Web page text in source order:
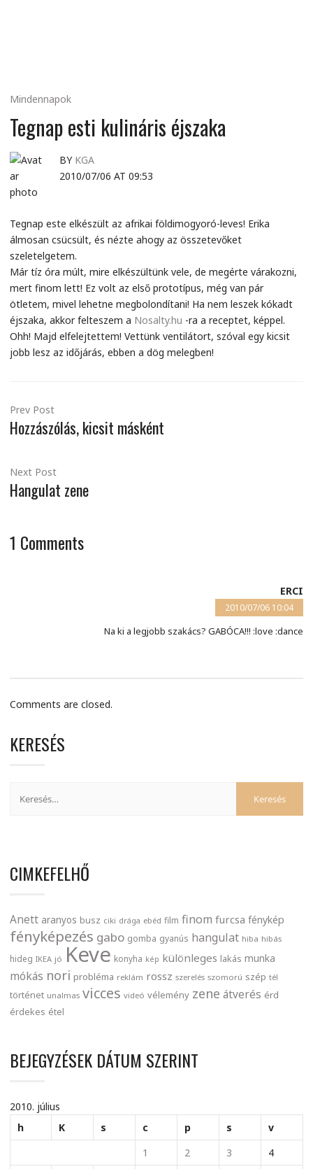
Mindennapok
Tegnap esti kulináris éjszaka
BY KGA
2010/07/06 AT 09:53
Tegnap este elkészült az afrikai földimogyoró-leves! Erika
álmosan csücsült, és nézte ahogy az összetevőket
szeletelgetem.
Már tíz óra múlt, mire elkészültünk vele, de megérte várakozni,
mert finom lett! Ez volt az első prototípus, még van pár
ötletem, mivel lehetne megbolondítani! Ha nem leszek kókadt
éjszaka, akkor felteszem a Nosalty.hu -ra a receptet, képpel.
Ohh! Majd elfelejtettem! Vettünk ventilátort, szóval egy kicsit
jobb lesz az időjárás, ebben a dög melegben!
Prev Post
Hozzászólás, kicsit másként
Next Post
Hangulat zene
1 Comments
ERCI
2010/07/06 10:04
Na ki a legjobb szakács? GABÓCA!!! :love :dance
Comments are closed.
KERESÉS
CIMKEFELHŐ
Anett aranyos busz ciki drága ebéd film finom furcsa fénykép
fényképezés gabo gomba gyanús hangulat hiba hibás
hideg IKEA jó Keve konyha kép különleges lakás munka
mókás nori probléma reklám rossz szerelés szomorú szép tél
történet unalmas vicces videó vélemény zene átverés érd
érdekes étel
BEJEGYZÉSEK DÁTUM SZERINT
2010. július
h
K s c p s
v
1
2 3
4